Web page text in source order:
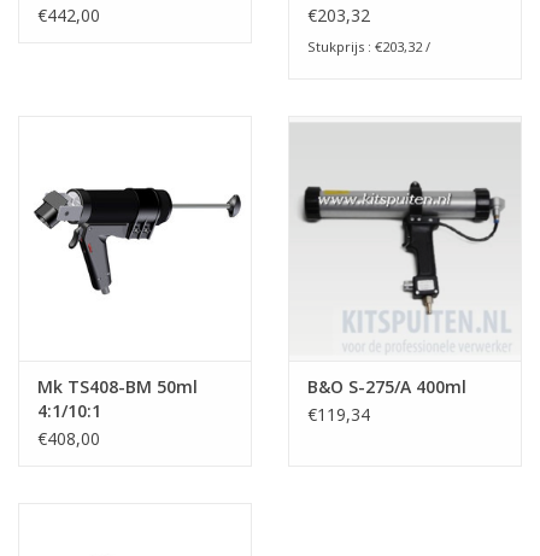
€442,00
€203,32
Stukprijs : €203,32 /
Mk TS408-BM 50ml
4:1/10:1
€408,00
B&O S-275/A 400ml
€119,34